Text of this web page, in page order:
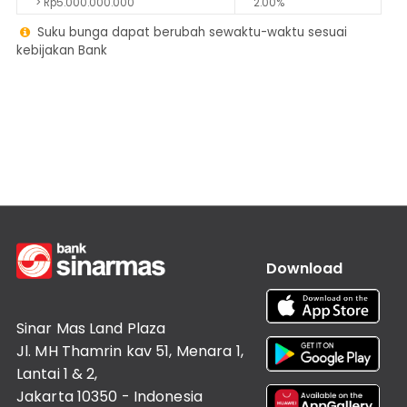
Information

Suku bunga dapat berubah sewaktu-waktu sesuai
kebijakan Bank
Sinar Mas Land Plaza
Jl. MH Thamrin kav 51, Menara 1,
Lantai 1 & 2,
Jakarta 10350 - Indonesia
Download